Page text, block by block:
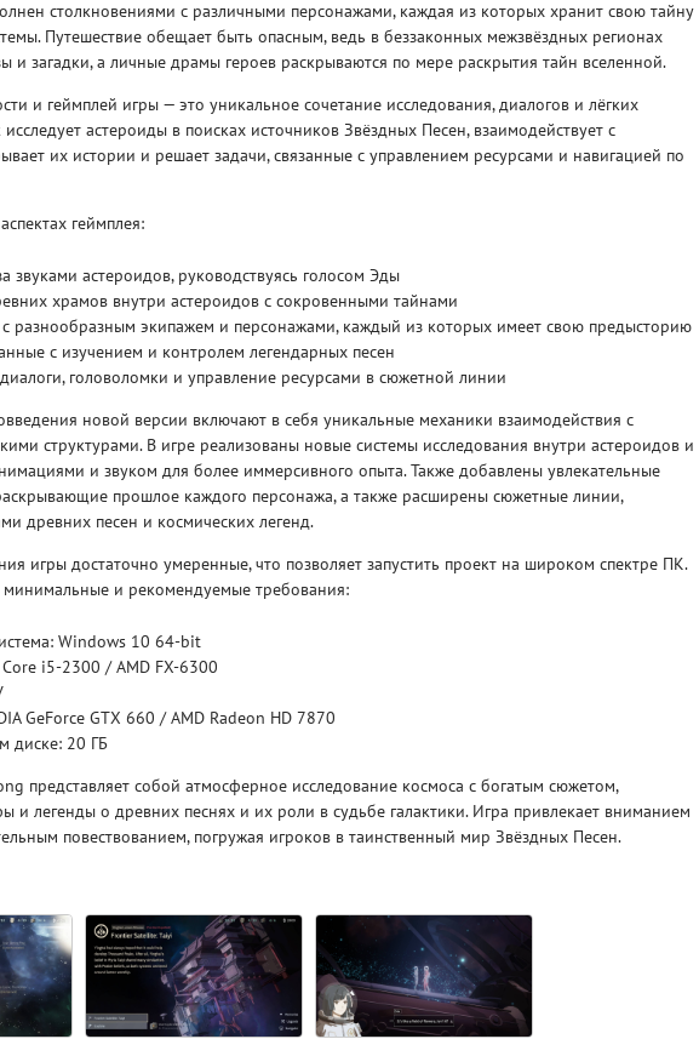
столкновениями с различными персонажами, каждая из которых хранит свою тайну
Путешествие обещает быть опасным, ведь в беззаконных межзвёздных регионах
и загадки, а личные драмы героев раскрываются по мере раскрытия тайн вселенной.
и геймплей игры — это уникальное сочетание исследования, диалогов и лёгких
астероиды в поисках источников Звёздных Песен, взаимодействует с
их истории и решает задачи, связанные с управлением ресурсами и навигацией по
геймплея:
звуками астероидов, руководствуясь голосом Эды
храмов внутри астероидов с сокровенными тайнами
с разнообразным экипажем и персонажами, каждый из которых имеет свою предысторию
с изучением и контролем легендарных песен
головоломки и управление ресурсами в сюжетной линии
новой версии включают в себя уникальные механики взаимодействия с
структурами. В игре реализованы новые системы исследования внутри астероидов и
и звуком для более иммерсивного опыта. Также добавлены увлекательные
прошлое каждого персонажа, а также расширены сюжетные линии,
древних песен и космических легенд.
игры достаточно умеренные, что позволяет запустить проект на широком спектре ПК.
минимальные и рекомендуемые требования:
Windows 10 64-bit
i5-2300 / AMD FX-6300
GeForce GTX 660 / AMD Radeon HD 7870
диске: 20 ГБ
представляет собой атмосферное исследование космоса с богатым сюжетом,
легенды о древних песнях и их роли в судьбе галактики. Игра привлекает вниманием
повествованием, погружая игроков в таинственный мир Звёздных Песен.
Рейтинг
3
3.1 4 Гб
3 / 5.0
3.1 4 Гб